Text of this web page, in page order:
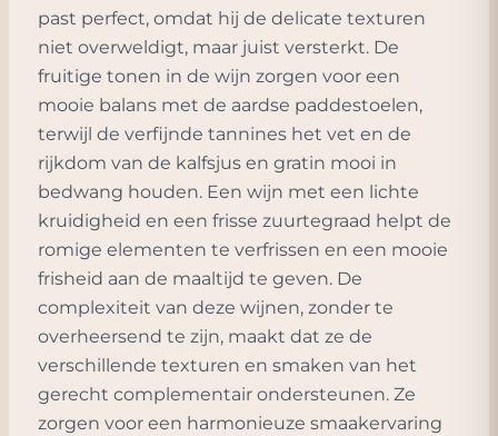
past perfect, omdat hij de delicate texturen
niet overweldigt, maar juist versterkt. De
fruitige tonen in de wijn zorgen voor een
mooie balans met de aardse paddestoelen,
terwijl de verfijnde tannines het vet en de
rijkdom van de kalfsjus en gratin mooi in
bedwang houden. Een wijn met een lichte
kruidigheid en een frisse zuurtegraad helpt de
romige elementen te verfrissen en een mooie
frisheid aan de maaltijd te geven. De
complexiteit van deze wijnen, zonder te
overheersend te zijn, maakt dat ze de
verschillende texturen en smaken van het
gerecht complementair ondersteunen. Ze
zorgen voor een harmonieuze smaakervaring